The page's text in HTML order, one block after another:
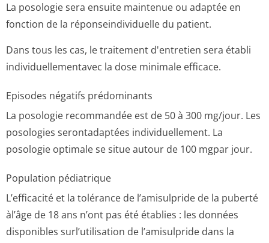
La posologie sera ensuite maintenue ou adaptée en
fonction de la réponseindividuelle du patient.
Dans tous les cas, le traitement d'entretien sera établi
individuellemen­tavec la dose minimale efficace.
Episodes négatifs prédominants
La posologie recommandée est de 50 à 300 mg/jour. Les
posologies serontadaptées individuellement. La
posologie optimale se situe autour de 100 mgpar jour.
Population pédiatrique
L’efficacité et la tolérance de l’amisulpride de la puberté
àl’âge de 18 ans n’ont pas été établies : les données
disponibles surl’utilisation de l’amisulpride dans la